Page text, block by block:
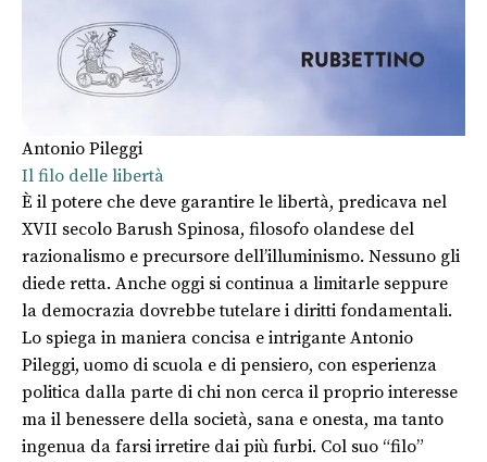
Antonio Pileggi
Il filo delle libertà
È il potere che deve garantire le libertà, predicava nel
XVII secolo Barush Spinosa, filosofo olandese del
razionalismo e precursore dell’illuminismo. Nessuno gli
diede retta. Anche oggi si continua a limitarle seppure
la democrazia dovrebbe tutelare i diritti fondamentali.
Lo spiega in maniera concisa e intrigante Antonio
Pileggi, uomo di scuola e di pensiero, con esperienza
politica dalla parte di chi non cerca il proprio interesse
ma il benessere della società, sana e onesta, ma tanto
ingenua da farsi irretire dai più furbi. Col suo “filo”